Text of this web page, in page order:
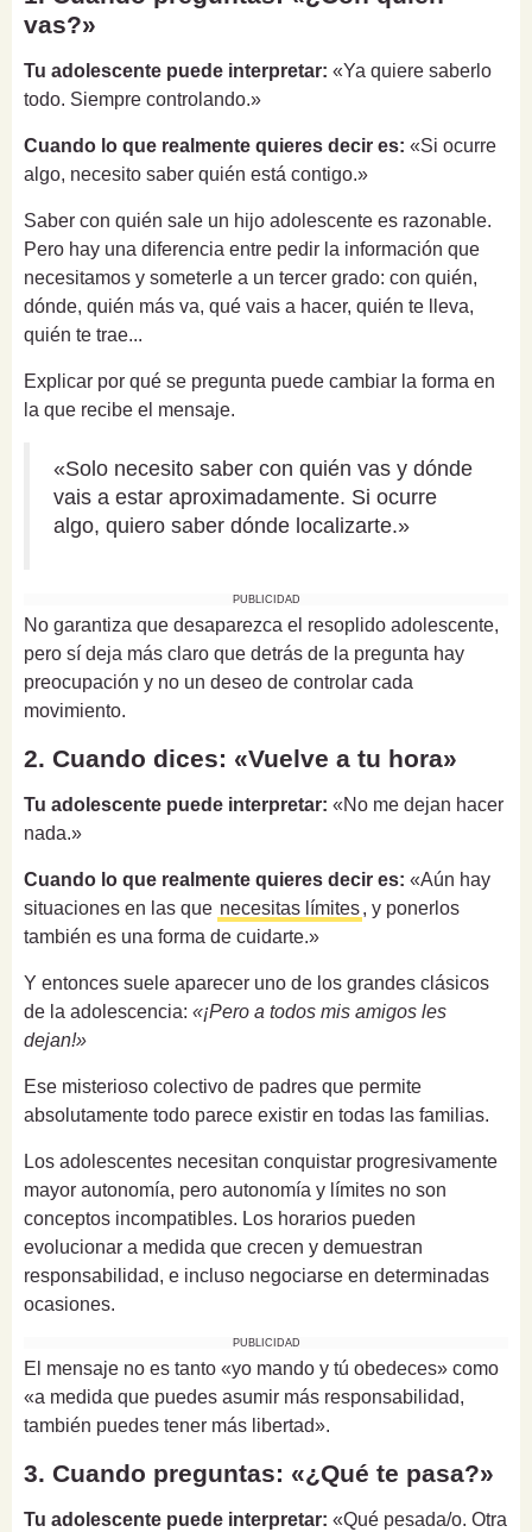
vas?»
Tu adolescente puede interpretar: «Ya quiere saberlo
todo. Siempre controlando.»
Cuando lo que realmente quieres decir es: «Si ocurre
algo, necesito saber quién está contigo.»
Saber con quién sale un hijo adolescente es razonable.
Pero hay una diferencia entre pedir la información que
necesitamos y someterle a un tercer grado: con quién,
dónde, quién más va, qué vais a hacer, quién te lleva,
quién te trae...
Explicar por qué se pregunta puede cambiar la forma en
la que recibe el mensaje.
«Solo necesito saber con quién vas y dónde
vais a estar aproximadamente. Si ocurre
algo, quiero saber dónde localizarte.»
PUBLICIDAD
No garantiza que desaparezca el resoplido adolescente,
pero sí deja más claro que detrás de la pregunta hay
preocupación y no un deseo de controlar cada
movimiento.
2. Cuando dices: «Vuelve a tu hora»
Tu adolescente puede interpretar: «No me dejan hacer
nada.»
Cuando lo que realmente quieres decir es: «Aún hay
situaciones en las que necesitas límites, y ponerlos
también es una forma de cuidarte.»
Y entonces suele aparecer uno de los grandes clásicos
de la adolescencia: «¡Pero a todos mis amigos les
dejan!»
Ese misterioso colectivo de padres que permite
absolutamente todo parece existir en todas las familias.
Los adolescentes necesitan conquistar progresivamente
mayor autonomía, pero autonomía y límites no son
conceptos incompatibles. Los horarios pueden
evolucionar a medida que crecen y demuestran
responsabilidad, e incluso negociarse en determinadas
ocasiones.
PUBLICIDAD
El mensaje no es tanto «yo mando y tú obedeces» como
«a medida que puedes asumir más responsabilidad,
también puedes tener más libertad».
3. Cuando preguntas: «¿Qué te pasa?»
Tu adolescente puede interpretar: «Qué pesada/o. Otra